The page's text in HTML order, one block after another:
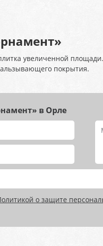
увеличенной
покрытия.
в Орле
о защите